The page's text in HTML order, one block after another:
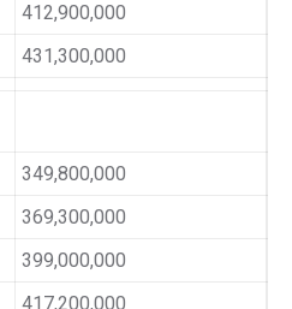
412,900,000
431,300,000
349,800,000
369,300,000
399,000,000
417,200,000